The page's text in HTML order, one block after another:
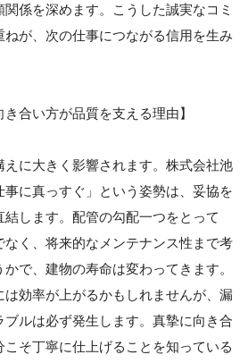
係を深めます。こうした誠実なコミ
ねが、次の仕事につながる信用を生み
き合い方が品質を支える理由】
に大きく影響されます。株式会社池
に真っすぐ」という姿勢は、妥協を
します。配管の勾配一つをとって
なく、将来的なメンテナンス性まで考
で、建物の寿命は変わってきます。
効率が上がるかもしれませんが、漏
ルは必ず発生します。真摯に向き合
そ丁寧に仕上げることを知っている